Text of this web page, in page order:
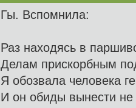
Гы. Вспомнила:
Раз находясь в
Делам прискорбным
Я обозвала человека
И он обиды вынести